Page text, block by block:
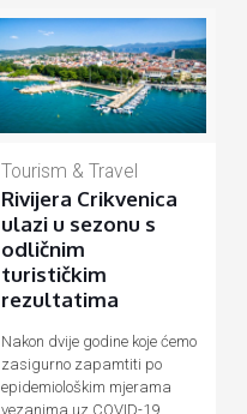
Tourism & Travel
Rivijera Crikvenica
ulazi u sezonu s
odličnim
turističkim
rezultatima
Nakon dvije godine koje ćemo
zasigurno zapamtiti po
epidemiološkim mjerama
vezanima uz COVID-19